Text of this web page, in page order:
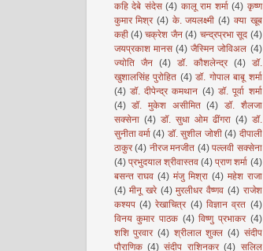
कहि देबे संदेस (4) कालू राम शर्मा (4) कृष्ण
कुमार मिश्र (4) के. जयलक्ष्मी (4) क्या खूब
कही (4) चक्रेश जैन (4) चन्द्रप्रभा सूद (4)
जयप्रकाश मानस (4) जैस्मिन जोविअल (4)
ज्योति जैन
(4) डॉ. कौशलेन्द्र (4)
डॉ.
खुशालसिंह पुरोहित (4) डॉ. गोपाल बाबू शर्मा
(4) डॉ. दीपेन्द्र कमथान (4) डॉ. पूर्वा शर्मा
(4) डॉ. मुकेश असीमित (4) डॉ. शैलजा
सक्सेना (4) डॉ. सुधा ओम ढींगरा (4) डॉ.
सुनीता वर्मा (4) डॉ. सुशील जोशी (4) दीपाली
ठाकुर (4) नीरज मनजीत (4) पल्लवी सक्सेना
(4) प्रभुदयाल श्रीवास्तव (4) प्राण शर्मा (4)
बसन्त राघव (4) मंजु मिश्रा (4) महेश राजा
(4) मीनू खरे (4) मुरलीधर वैष्णव (4) राजेश
कश्यप (4) रेखाचित्र (4) विज्ञान व्रत (4)
विनय कुमार पाठक (4) विष्णु प्रभाकर (4)
शशि पुरवार (4) श्रीलाल शुक्ल (4) संदीप
पौराणिक (4) संदीप राशिनकर (4) सलिल